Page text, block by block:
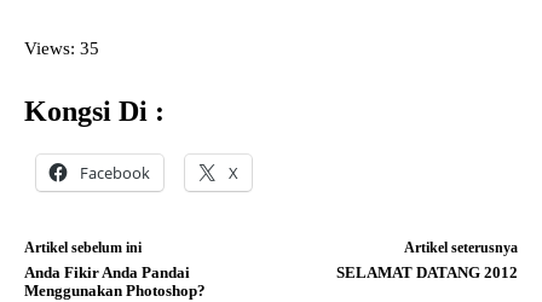
Views: 35
Kongsi Di :
Facebook X
Artikel sebelum ini
Anda Fikir Anda Pandai
Menggunakan Photoshop?
Artikel seterusnya
SELAMAT DATANG 2012